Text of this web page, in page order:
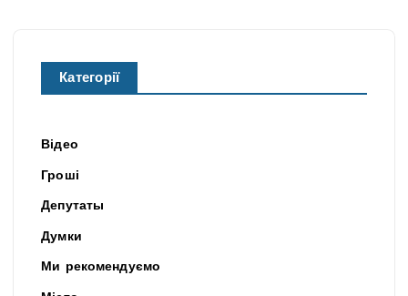
Категорії
Відео
Гроші
Депутаты
Думки
Ми рекомендуємо